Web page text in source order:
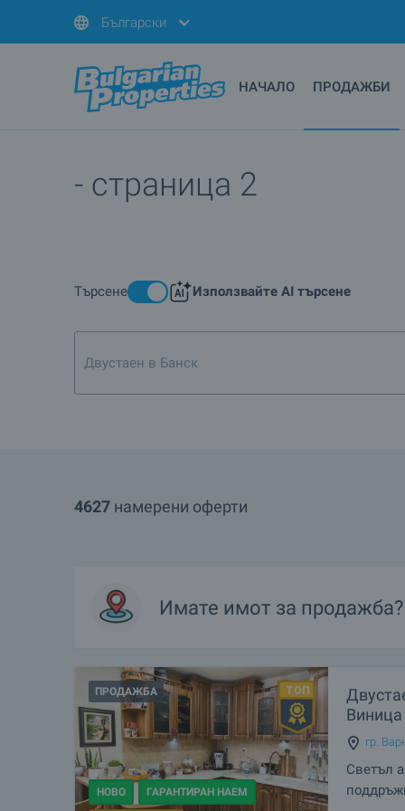
Български
НАЧАЛО ПРОДАЖБИ
- страница 2
Търсене Използвайте AI търсене
Двустаен в Банско, близо до лифта
4627 намерени оферти
Имате имот за продажба?
ПРОДАЖБА
НОВО ГАРАНТИРАН НАЕМ
Виница
гр.
Светъл